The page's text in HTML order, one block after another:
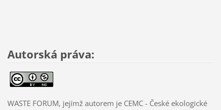
Autorská práva:
WASTE FORUM, jejímž autorem je CEMC - České ekologické